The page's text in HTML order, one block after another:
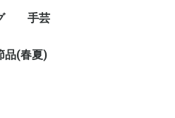
手芸
品(春夏)